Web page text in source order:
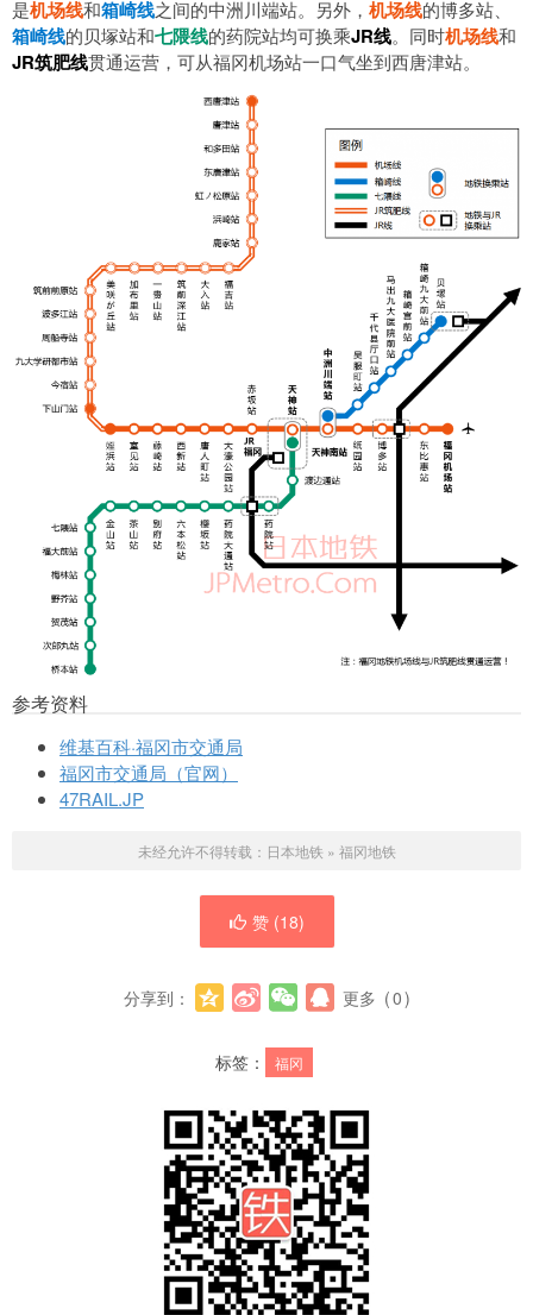
是机场线和箱崎线之间的中洲川端站。另外， 机场线的博多站、
箱崎线的贝塚站和七隈线的药院站均可换乘JR线。同时机场线和
JR筑肥线贯通运营，可从福冈机场站一口气坐到西唐津站。
参考资料
维基百科·福冈市交通局
福冈市交通局（官网）
47RAIL.JP
未经允许不得转载： 日本地铁 » 福冈地铁
赞 (18)
分享到： 更多 (0)
标签： 福冈